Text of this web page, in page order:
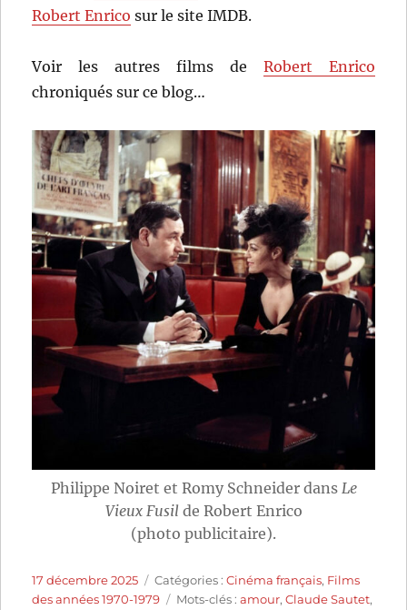
Robert Enrico sur le site IMDB.
Voir les autres films de Robert Enrico
chroniqués sur ce blog…
Philippe Noiret et Romy Schneider dans Le
Vieux Fusil de Robert Enrico
(photo publicitaire).
Publié
le
17 décembre 2025 Catégories
Catégories :Cinéma français, Films
des années 1970-1979
Étiquettes
Mots-clés :amour,Claude Sautet,